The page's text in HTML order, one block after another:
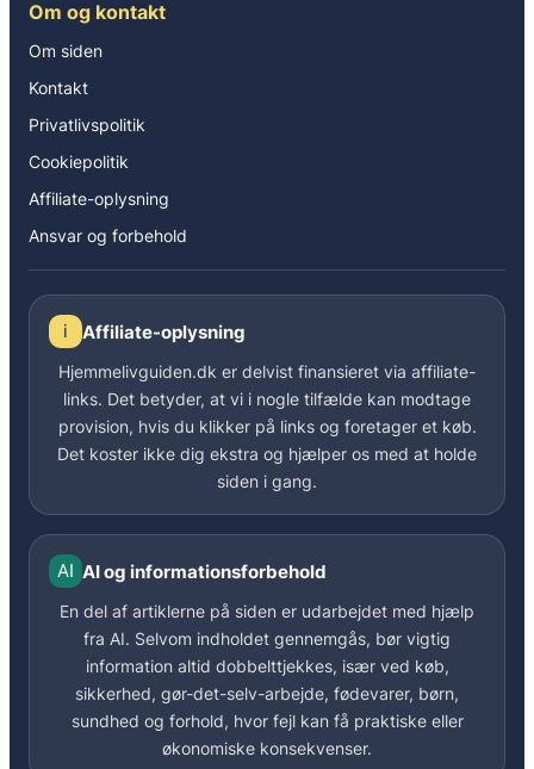
Om og kontakt
Om siden
Kontakt
Privatlivspolitik
Cookiepolitik
Affiliate-oplysning
Ansvar og forbehold
i Affiliate-oplysning
Hjemmelivguiden.dk er delvist finansieret via affiliate-
links. Det betyder, at vi i nogle tilfælde kan modtage
provision, hvis du klikker på links og foretager et køb.
Det koster ikke dig ekstra og hjælper os med at holde
siden i gang.
AI AI og informationsforbehold
En del af artiklerne på siden er udarbejdet med hjælp
fra AI. Selvom indholdet gennemgås, bør vigtig
information altid dobbelttjekkes, især ved køb,
sikkerhed, gør-det-selv-arbejde, fødevarer, børn,
sundhed og forhold, hvor fejl kan få praktiske eller
økonomiske konsekvenser.